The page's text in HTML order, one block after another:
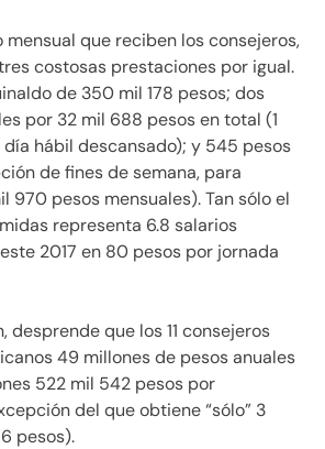
que reciben los consejeros,
costosas prestaciones por igual.
de 350 mil 178 pesos; dos
por 32 mil 688 pesos en total (1
hábil descansado); y 545 pesos
de fines de semana, para
970 pesos mensuales). Tan sólo el
representa 6.8 salarios
2017 en 80 pesos por jornada
desprende que los 11 consejeros
49 millones de pesos anuales
522 mil 542 pesos por
del que obtiene “sólo” 3
pesos).